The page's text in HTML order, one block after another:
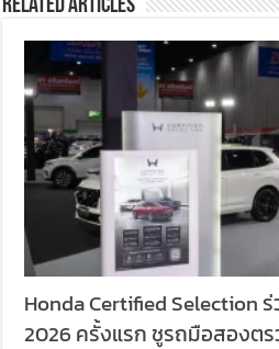
Related Articles
Honda Certified Selection
2026 ครั้งแรก ชูรถมือสองตร